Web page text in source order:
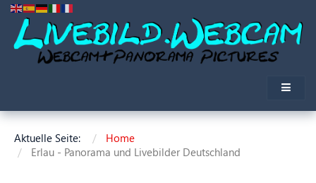
Aktuelle Seite:
Home
Erlau - Panorama und Livebilder Deutschland